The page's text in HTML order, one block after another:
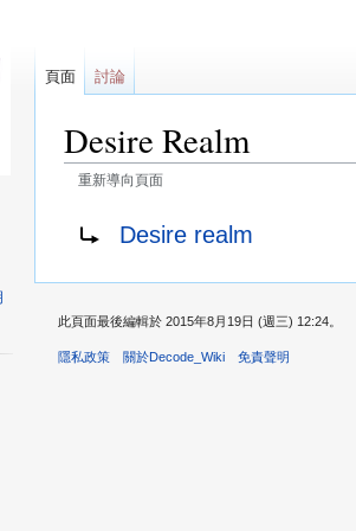
Desire Realm
重新導向頁面
重新導向至：Desire realm
頁面 討論
此頁面最後編輯於 2015年8月19日 (週三) 12:24。
隱私政策 關於Decode_Wiki 免責聲明